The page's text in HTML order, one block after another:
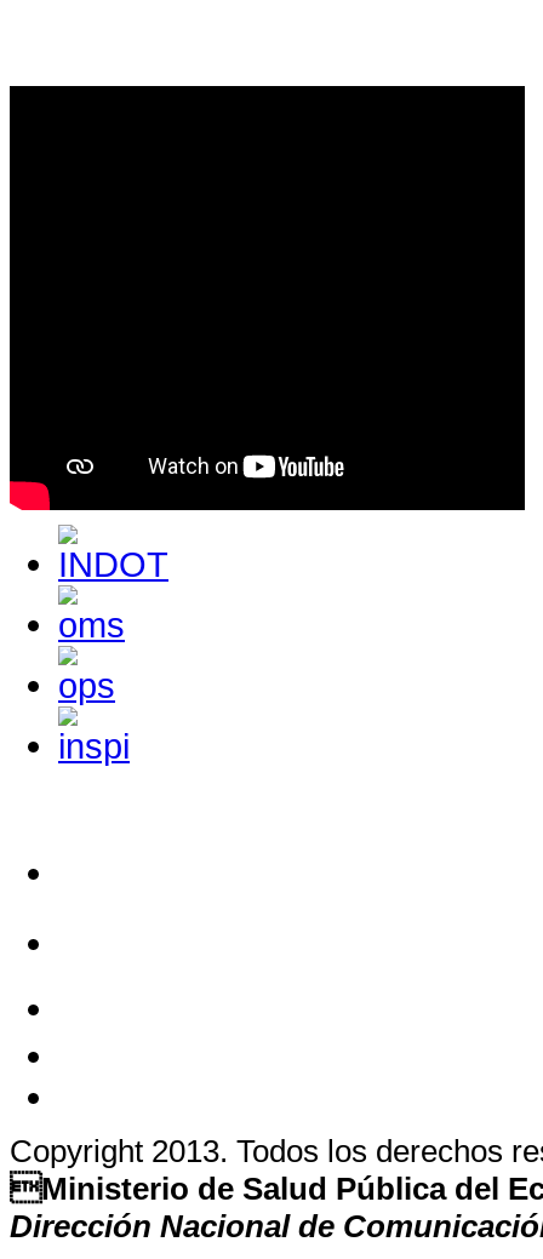
Copyright 2013. Todos los derechos
Ministerio de Salud Pública del
Dirección Nacional de